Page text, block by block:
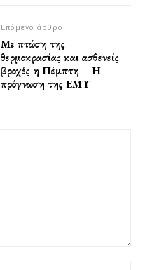
Επόμενο άρθρο
Με πτώση της
θερμοκρασίας και ασθενείς
βροχές η Πέμπτη – Η
πρόγνωση της ΕΜΥ